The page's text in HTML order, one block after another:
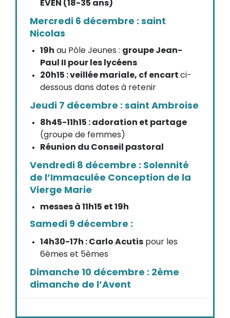
EVEN (18-35 ans)
Mercredi 6 décembre : saint
Nicolas
19h au Pôle Jeunes : groupe Jean-
Paul II pour les lycéens
20h15 : veillée mariale, cf encartci-
dessous dans dates à retenir
Jeudi 7 décembre : saint Ambroise
8h45-11h15 : adoration et partage
(groupe de femmes)
Réunion du Conseil pastoral
Vendredi 8 décembre : Solennité
de l’Immaculée Conception de la
Vierge Marie
messes à 11h15 et 19h
Samedi 9 décembre :
14h30-17h : Carlo Acutis pour les
6èmes et 5èmes
Dimanche 10 décembre : 2ème
dimanche de l’Avent